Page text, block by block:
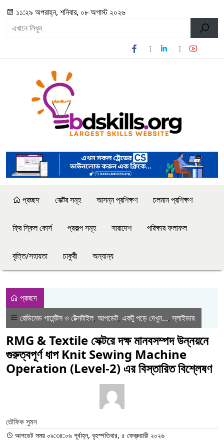
১১:২৯ অপরাহ্ন, শনিবার, ০৮ অগাস্ট ২০২৬
প্রচ্ছদ সেক্টর সমূহ আসন্ন প্রশিক্ষণ চলমান প্রশিক্ষণ
ফ্রি স্কিল কোর্স প্রকল্প সমূহ সারাদেশ পরিক্ষার ফলাফল
বৃত্তি/সহায়তা চাকুরী অন্যান্য
প্রচ্ছদ
রেডিমেড গার্মেন্টস ও টেক্সটাইল, আপডেট, একটু পড়ে দেখুন...,স্লাইডার
RMG & Textile সেক্টরে দক্ষ মানবসম্পদ উন্নয়নে
গুরুত্বপূর্ণ ধাপ Knit Sewing Machine
Operation (Level-2) এর বিস্তারিত বিশ্লেষণ
তৌফিক সুমন
আপডেট সময় ০৯:৩৪:০৬ পূর্বাহ্ন, বৃহস্পতিবার, ৫ ফেব্রুয়ারী ২০২৬